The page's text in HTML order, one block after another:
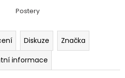
Postery
Diskuze
Značka
informace